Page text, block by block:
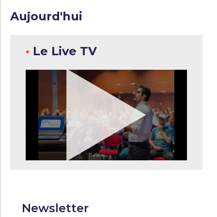
Aujourd'hui
• Le Live TV
Newsletter